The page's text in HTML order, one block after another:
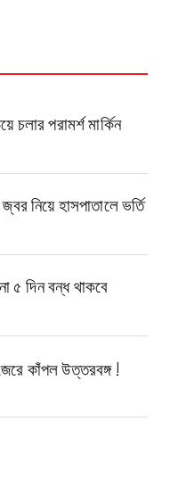
পরামর্শ মার্কিন
নিয়ে হাসপাতালে ভর্তি
৫ দিন বন্ধ থাকবে
কাঁপল উত্তরবঙ্গ !